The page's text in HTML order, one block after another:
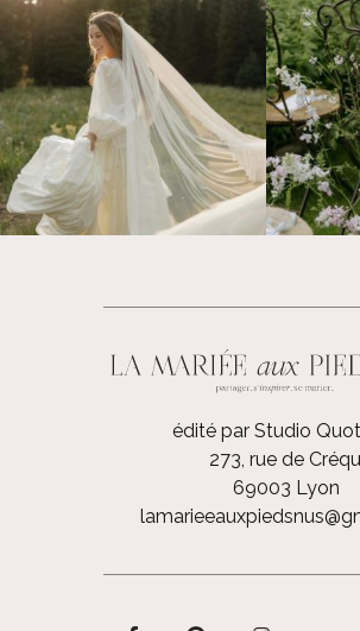
édité par Studio
273, rue de
69003 Lyon